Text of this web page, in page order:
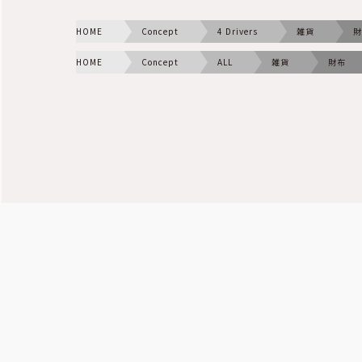
HOME Concept 4 Drivers 雑貨
HOME Concept ALL 雑貨 財布